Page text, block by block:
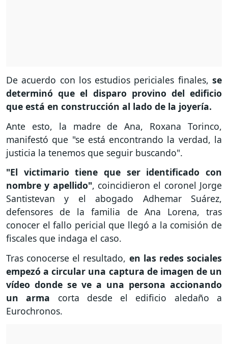
De acuerdo con los estudios periciales finales, se
determinó que el disparo provino del edificio
que está en construcción al lado de la joyería.
Ante esto, la madre de Ana, Roxana Torinco,
manifestó que "se está encontrando la verdad, la
justicia la tenemos que seguir buscando".
"El victimario tiene que ser identificado con
nombre y apellido", coincidieron el coronel Jorge
Santistevan y el abogado Adhemar Suárez,
defensores de la familia de Ana Lorena, tras
conocer el fallo pericial que llegó a la comisión de
fiscales que indaga el caso.
Tras conocerse el resultado, en las redes sociales
empezó a circular una captura de imagen de un
vídeo donde se ve a una persona accionando
un arma corta desde el edificio aledaño a
Eurochronos.